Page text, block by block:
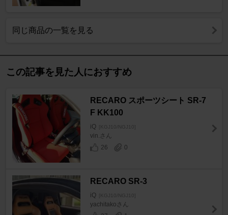
同じ商品の一覧を見る
この記事を見た人におすすめ
RECARO スポーツシート SR-7
F KK100
iQ [KGJ10/NGJ10]
vin.さん
26
0
RECARO SR-3
iQ [KGJ10/NGJ10]
yachitakoさん